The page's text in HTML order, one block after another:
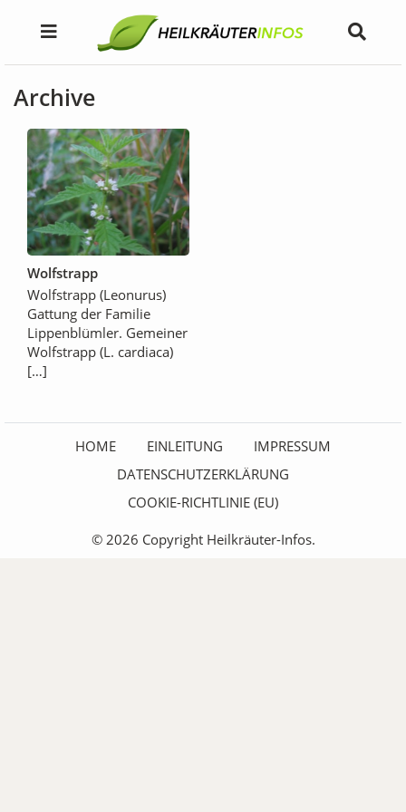
Archive
Wolfstrapp
Wolfstrapp (Leonurus)
Gattung der Familie
Lippenblümler. Gemeiner
Wolfstrapp (L. cardiaca)
[…]
HOME EINLEITUNG
IMPRESSUM
DATENSCHUTZERKLÄRUNG
COOKIE-RICHTLINIE (EU)
© 2026 Copyright Heilkräuter-Infos.